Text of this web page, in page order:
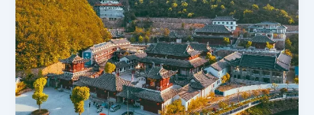
:
Le
Guide
Ultime
pour
la
Résidence